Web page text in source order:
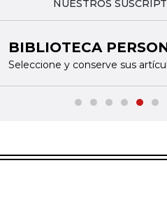
NUESTROS
BIBLIOTECA
Seleccione y conserve sus